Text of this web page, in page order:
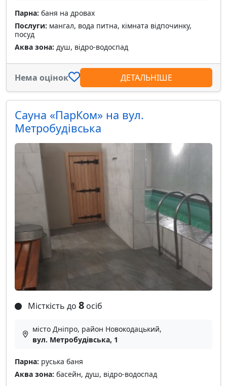
Парна: баня на дровах
Послуги: мангал, вода питна, кімната відпочинку,
посуд
Аква зона: душ, відро-водоспад
Нема оцінок ДЕТАЛЬНІШЕ
Сауна «ПарКом» на вул.
Метробудівська
Місткість до 8 осіб
місто Дніпро, район Новокодацький,
вул. Метробудівська, 1
Парна: руська баня
Аква зона: басейн, душ, відро-водоспад